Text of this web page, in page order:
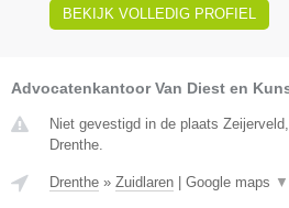
BEKIJK VOLLEDIG PROFIEL
Advocatenkantoor Van Diest en
Niet gevestigd in de plaats
Drenthe.
Drenthe » Zuidlaren Google maps ▼